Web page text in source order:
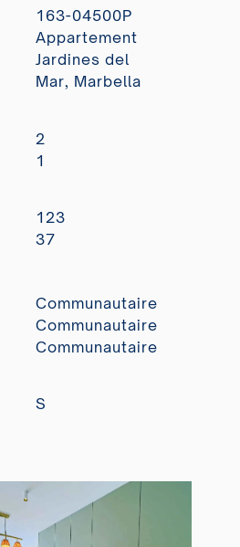
163-04500P
Appartement
Jardines del
Mar, Marbella
2
1
123
37
Communautaire
Communautaire
Communautaire
S